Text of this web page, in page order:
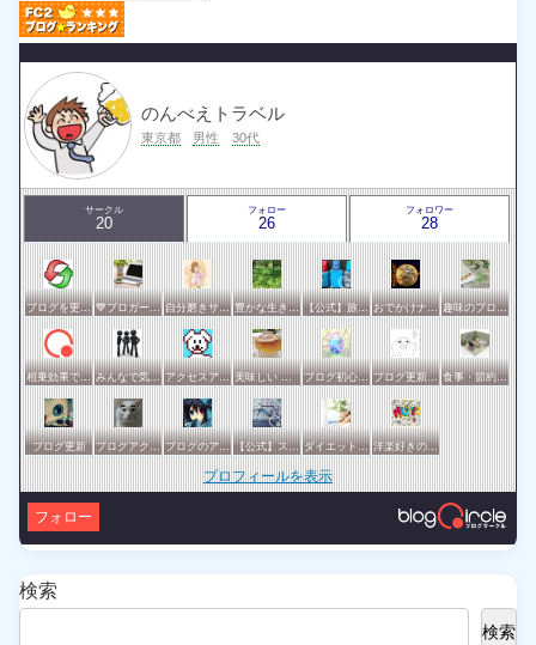
のんべえトラベル
東京都 男性 30代
サークル
20
フォロー
26
フォロワー
28
ブログを更新したらここで報告 💙ブロガー応援&更新報告♪💙 自分磨きサークル 豊かな生き方サークル 【公式】旅行サークル おでかけナビ：ブロガーの地元・観光・グルメ情報 グリット / きっとおでかけしたくなる集い♪♪ 趣味のブログを楽しむ会
相乗効果でWINWIN!「はてブ・ランキング」応援サークル！！！ みんなで気軽にアクセスアップ アクセスアップのお手伝い！ブログサークルあんてな 美味しい 東京・横浜 ブログ初心者の集い ブログ更新報告サークル 食事・節約・断捨離などの暮らし全般サークル
ブログ更新 ブログアクセスアップサークル ブログのアクセスアップを目指したい方一緒に頑張りましょう 【公式】スポーツ・アウトドアサークル ダイエットや美容の実践情報を公開する賢明なブロガーの集い 洋楽好きのためのサークル
プロフィールを表示
フォロー
検索
検索